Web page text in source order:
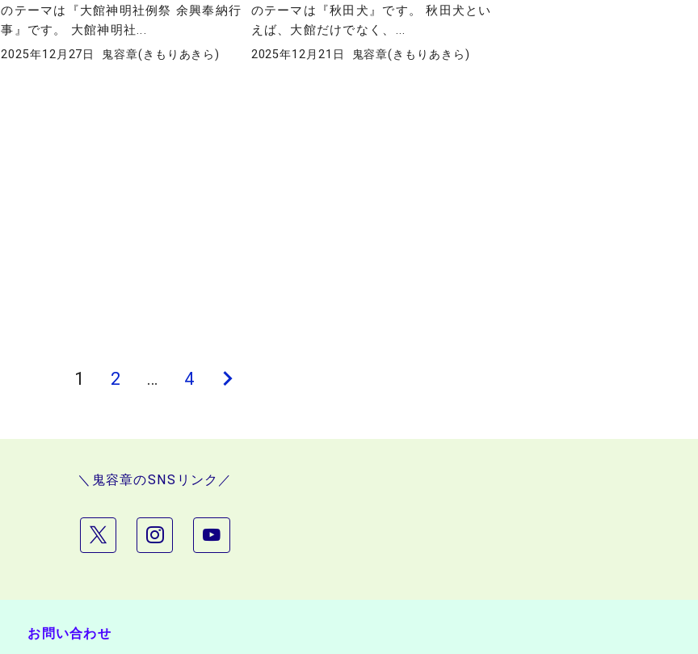
のテーマは『大館神明社例祭 余興奉納行
事』です。 大館神明社...
2025年12月27日 鬼容章(きもりあきら)
のテーマは『秋田犬』です。 秋田犬とい
えば、大館だけでなく、...
2025年12月21日 鬼容章(きもりあきら)
1 2 … 4
次
ペ
＼鬼容章のSNSリンク／
お問い合わせ